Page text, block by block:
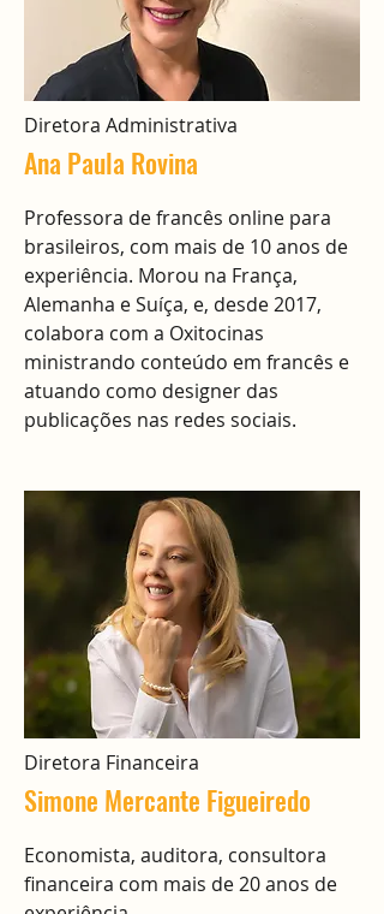
Diretora Administrativa
Ana Paula Rovina
Professora de francês online para
brasileiros, com mais de 10 anos de
experiência. Morou na França,
Alemanha e Suíça, e, desde 2017,
colabora com a Oxitocinas
ministrando conteúdo em francês e
atuando como designer das
publicações nas redes sociais.
Diretora Financeira
Simone Mercante Figueiredo
Economista, auditora, consultora
financeira com mais de 20 anos de